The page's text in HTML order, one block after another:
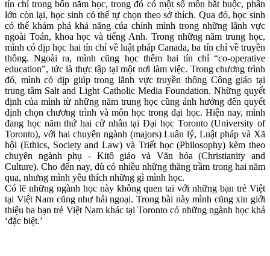
tín chỉ trong bốn năm học, trong đó có một số môn bắt buộc, phần
lớn còn lại, học sinh có thể tự chọn theo sở thích. Qua đó, học sinh
có thể khám phá khả năng của chính mình trong những lãnh vực
ngoài Toán, khoa học và tiếng Anh. Trong những năm trung học,
mình có dịp học hai tín chỉ về luật pháp Canada, ba tín chỉ về truyền
thông. Ngoài ra, mình cũng học thêm hai tín chỉ “co-operative
education”, tức là thực tập tại một nơi làm việc. Trong chương trình
đó, mình có dịp giúp trong lãnh vực truyền thông Công giáo tại
trung tâm Salt and Light Catholic Media Foundation. Những quyết
định của mình từ những năm trung học cũng ảnh hưởng đến quyết
định chọn chương trình và môn học trong đại học. Hiện nay, mình
đang học năm thứ hai cử nhân tại Đại học Toronto (University of
Toronto), với hai chuyên ngành (majors) Luân lý, Luật pháp và Xã
hội (Ethics, Society and Law) và Triết học (Philosophy) kèm theo
chuyên ngành phụ - Kitô giáo và Văn hóa (Christianity and
Culture). Cho đến nay, dù có nhiều những thăng trầm trong hai năm
qua, nhưng mình yêu thích những gì mình học.
Có lẽ những ngành học này không quen tai với những bạn trẻ Việt
tại Việt Nam cũng như hải ngoại. Trong bài này mình cũng xin giới
thiệu ba bạn trẻ Việt Nam khác tại Toronto có những ngành học khá
‘đặc biệt.’